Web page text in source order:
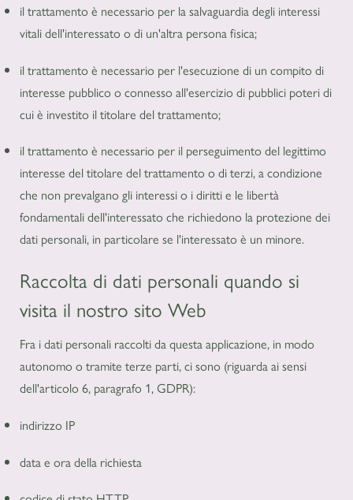
il trattamento è necessario per la salvaguardia degli interessi
vitali dell'interessato o di un'altra persona fisica;
il trattamento è necessario per l'esecuzione di un compito di
interesse pubblico o connesso all'esercizio di pubblici poteri di
cui è investito il titolare del trattamento;
il trattamento è necessario per il perseguimento del legittimo
interesse del titolare del trattamento o di terzi, a condizione
che non prevalgano gli interessi o i diritti e le libertà
fondamentali dell'interessato che richiedono la protezione dei
dati personali, in particolare se l'interessato è un minore.
Raccolta di dati personali quando si
visita il nostro sito Web
Fra i dati personali raccolti da questa applicazione, in modo
autonomo o tramite terze parti, ci sono (riguarda ai sensi
dell'articolo 6, paragrafo 1, GDPR):
indirizzo IP
data e ora della richiesta